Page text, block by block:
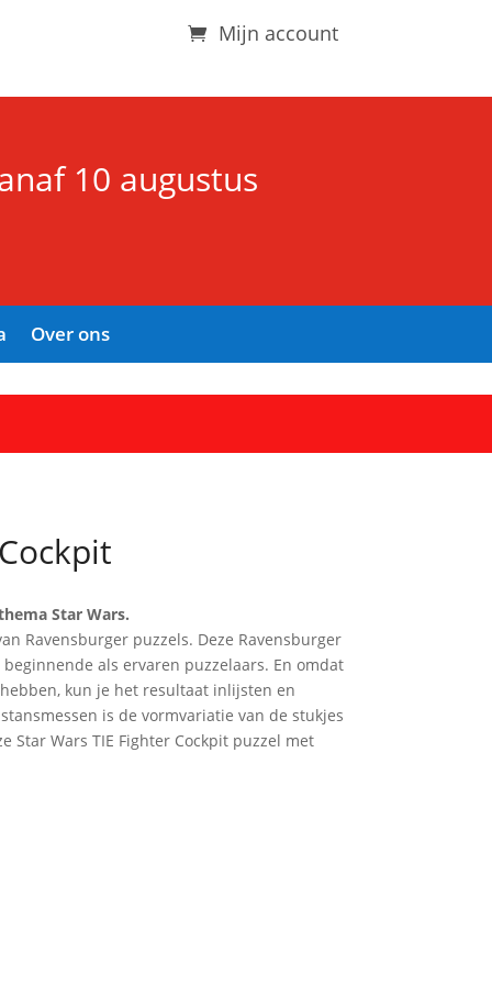
Mijn account
10 augustus
Over ons
Star Wars.
Ravensburger puzzels. Deze Ravensburger
als ervaren puzzelaars. En omdat
kun je het resultaat inlijsten en
is de vormvariatie van de stukjes
Star Wars TIE Fighter Cockpit puzzel met